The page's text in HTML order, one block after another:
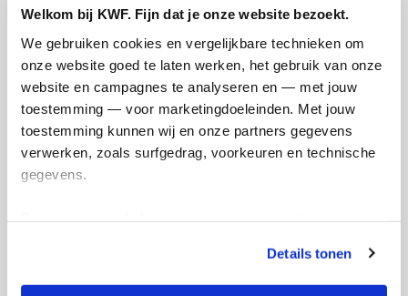
Welkom bij KWF. Fijn dat je onze website bezoekt.
We gebruiken cookies en vergelijkbare technieken om
onze website goed te laten werken, het gebruik van onze
website en campagnes te analyseren en — met jouw
toestemming — voor marketingdoeleinden. Met jouw
toestemming kunnen wij en onze partners gegevens
verwerken, zoals surfgedrag, voorkeuren en technische
gegevens.
tonen. Je kunt je toestemming op elk moment wijzigen of
intrekken via Cookie instellingen onderaan de pagina. De
Details tonen
Deel op
Sem's badges